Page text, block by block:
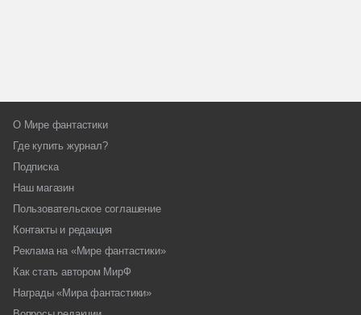
О Мире фантастики
Где купить журнал?
Подписка
Наш магазин
Пользовательское соглашение
Контакты и редакция
Реклама на «Мире фантастики»
Как стать автором МирФ
Награды «Мира фантастики»